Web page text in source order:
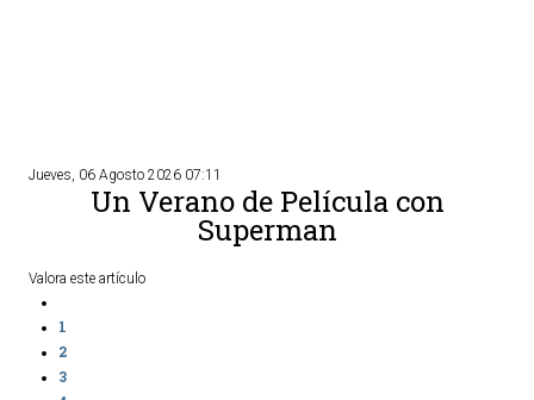
Dónde comer
HORARIOS
Jueves, 06 Agosto 2026 07:11
Un Verano de Película con
Superman
Valora este artículo
1
2
3